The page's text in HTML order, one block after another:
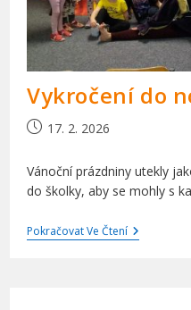
Vykročení do
Příspěvek
publikován
17. 2. 2026
Vánoční prázdniny utekly
do školky, aby se mohly s
Pokračovat Ve ČteníVykročení
Do